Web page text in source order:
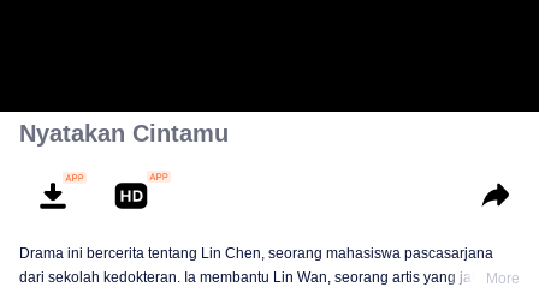
Nyatakan Cintamu
Drama ini bercerita tentang Lin Chen, seorang mahasiswa pascasarjana
dari sekolah kedokteran. Ia membantu Lin Wan, seorang artis yang jatuhMore